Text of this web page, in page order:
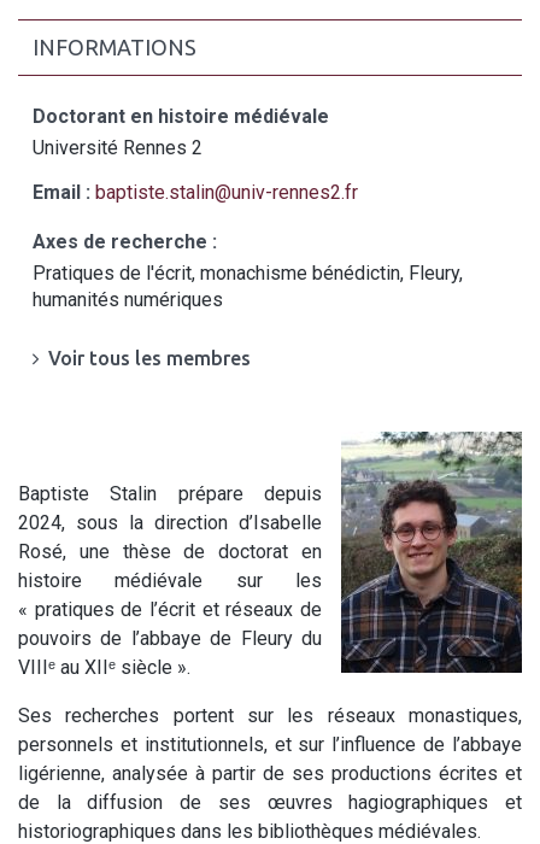
INFORMATIONS
Doctorant en histoire médiévale
Université Rennes 2
Email : baptiste.stalin@univ-rennes2.fr
Axes de recherche :
Pratiques de l'écrit, monachisme bénédictin, Fleury,
humanités numériques
Voir tous les membres
Baptiste Stalin prépare depuis
2024, sous la direction d’Isabelle
Rosé, une thèse de doctorat en
histoire médiévale sur les
« pratiques de l’écrit et réseaux de
pouvoirs de l’abbaye de Fleury du
VIIIᵉ au XIIᵉ siècle ».
Ses recherches portent sur les réseaux monastiques,
personnels et institutionnels, et sur l’influence de l’abbaye
ligérienne, analysée à partir de ses productions écrites et
de la diffusion de ses œuvres hagiographiques et
historiographiques dans les bibliothèques médiévales.